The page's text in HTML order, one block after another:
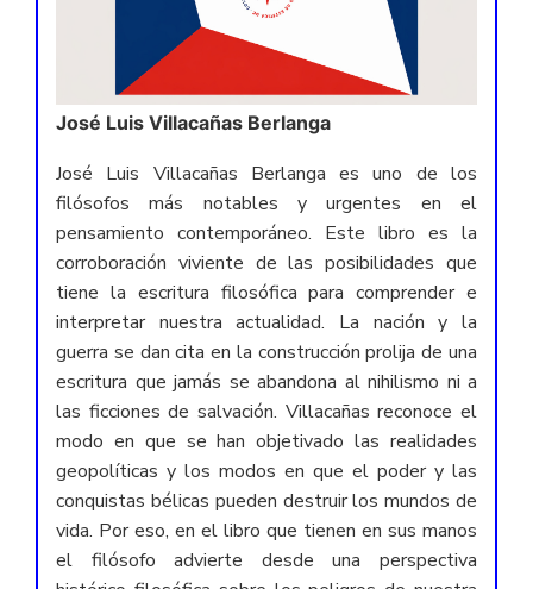
José Luis Villacañas Berlanga
José Luis Villacañas Berlanga es uno de los
filósofos más notables y urgentes en el
pensamiento contemporáneo. Este libro es la
corroboración viviente de las posibilidades que
tiene la escritura filosófica para comprender e
interpretar nuestra actualidad. La nación y la
guerra se dan cita en la construcción prolija de una
escritura que jamás se abandona al nihilismo ni a
las ficciones de salvación. Villacañas reconoce el
modo en que se han objetivado las realidades
geopolíticas y los modos en que el poder y las
conquistas bélicas pueden destruir los mundos de
vida. Por eso, en el libro que tienen en sus manos
el filósofo advierte desde una perspectiva